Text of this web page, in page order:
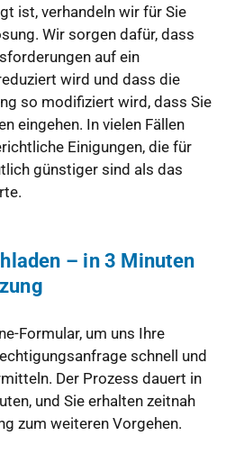
ist, verhandeln wir für Sie
Wir sorgen dafür, dass
auf ein
wird und dass die
so modifiziert wird, dass Sie
eingehen. In vielen Fällen
Einigungen, die für
günstiger sind als das
– in 3 Minuten
Formular, um uns Ihre
schnell und
Der Prozess dauert in
und Sie erhalten zeitnah
zum weiteren Vorgehen.